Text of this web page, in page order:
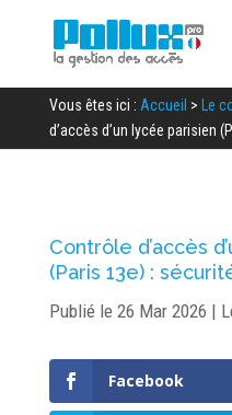
Vous êtes ici : Accueil > Le
d’accès d’un lycée parisien
Contrôle d’accès
(Paris 13e) :
Publié le 26 Mar 2026 |
Facebook